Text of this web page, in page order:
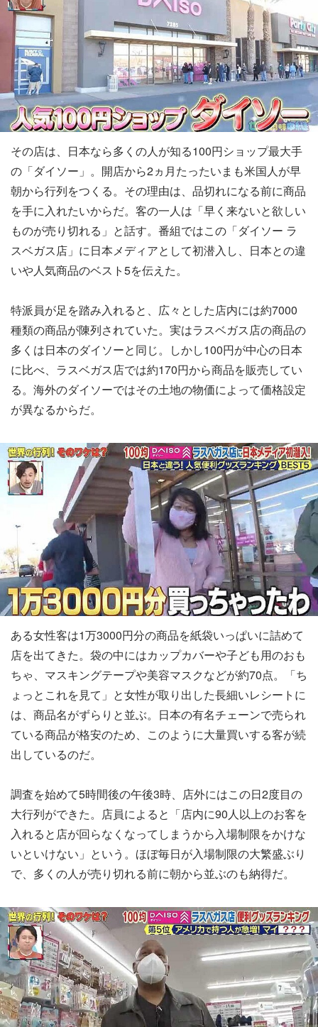
その店は、日本なら多くの人が知る100円ショップ最大手
の「ダイソー」。開店から2ヵ月たったいまも米国人が早
朝から行列をつくる。その理由は、品切れになる前に商品
を手に入れたいからだ。客の一人は「早く来ないと欲しい
ものが売り切れる」と話す。番組ではこの「ダイソー ラ
スベガス店」に日本メディアとして初潜入し、日本との違
いや人気商品のベスト5を伝えた。
特派員が足を踏み入れると、広々とした店内には約7000
種類の商品が陳列されていた。実はラスベガス店の商品の
多くは日本のダイソーと同じ。しかし100円が中心の日本
に比べ、ラスベガス店では約170円から商品を販売してい
る。海外のダイソーではその土地の物価によって価格設定
が異なるからだ。
ある女性客は1万3000円分の商品を紙袋いっぱいに詰めて
店を出てきた。袋の中にはカップカバーや子ども用のおも
ちゃ、マスキングテープや美容マスクなどが約70点。「ち
ょっとこれを見て」と女性が取り出した長細いレシートに
は、商品名がずらりと並ぶ。日本の有名チェーンで売られ
ている商品が格安のため、このように大量買いする客が続
出しているのだ。
調査を始めて5時間後の午後3時、店外にはこの日2度目の
大行列ができた。店員によると「店内に90人以上のお客を
入れると店が回らなくなってしまうから入場制限をかけな
いといけない」という。ほぼ毎日が入場制限の大繁盛ぶり
で、多くの人が売り切れる前に朝から並ぶのも納得だ。